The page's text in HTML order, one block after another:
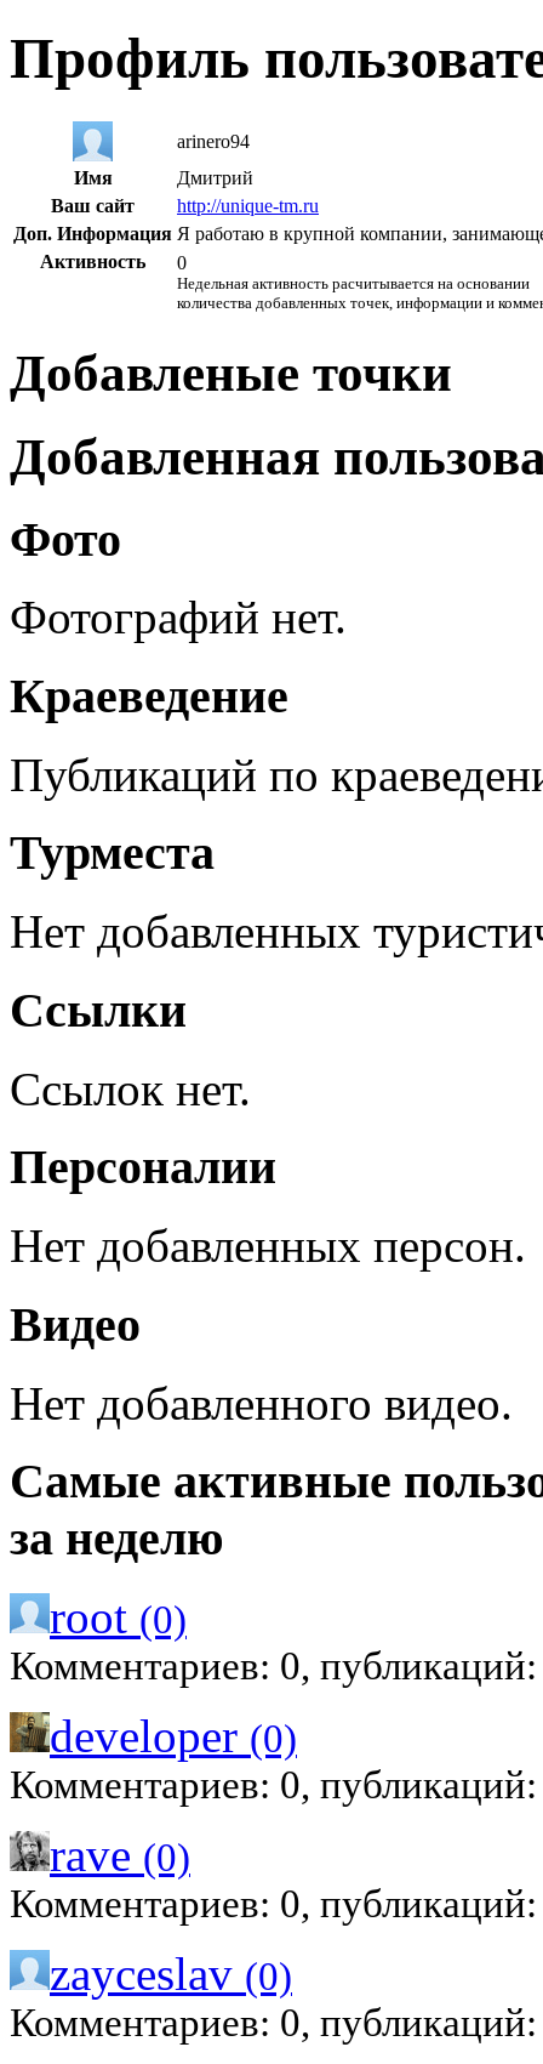
Профиль
arinero94
Имя
Дмитрий
Ваш сайт
http://unique-tm.ru
Доп. Информация Я работаю в крупной компании,
Активность
0
Недельная активность расчитывается на основании
количества добавленных точек, информации и
Добавленые точки
Добавленная
Фото
Фотографий нет.
Краеведение
Публикаций по
Турместа
Нет добавленных
Ссылки
Ссылок нет.
Персоналии
Нет добавленных персон.
Видео
Нет добавленного видео.
Самые активные
за неделю
root (0)
Комментариев: 0,
developer (0)
Комментариев: 0,
rave (0)
Комментариев: 0,
zayceslav (0)
Комментариев: 0,